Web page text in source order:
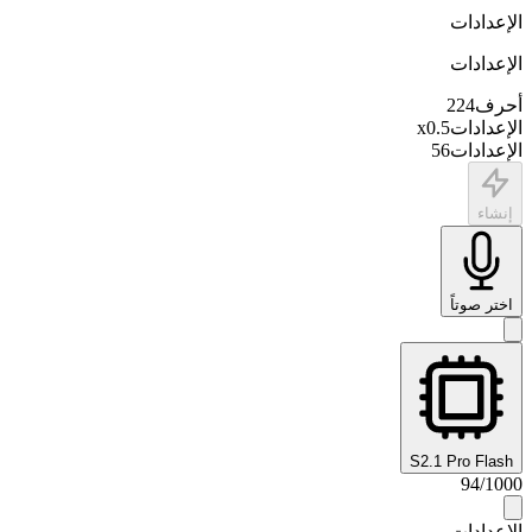
الإعدادات
الإعدادات
أحرف224
الإعدادات
x0.5
الإعدادات56
إنشاء
اختر صوتاً
S2.1 Pro Flash
94/1000